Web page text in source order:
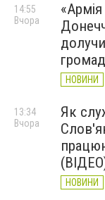
громад
НОВИНИ
14:55
Вчора
Як
НОВИНИ
13:34
Вчора